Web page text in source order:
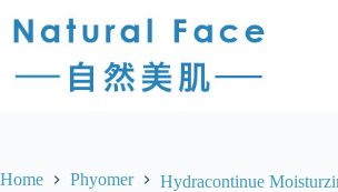
Home Phyomer
Hydracontinue